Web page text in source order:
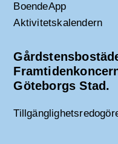
BoendeApp
Aktivitetskalendern
Göteborgs Stad.